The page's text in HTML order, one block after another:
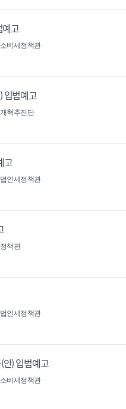
예고
비세정책관
입법예고
혁추진단
고
인세정책관
책관
인세정책관
안) 입법예고
비세정책관